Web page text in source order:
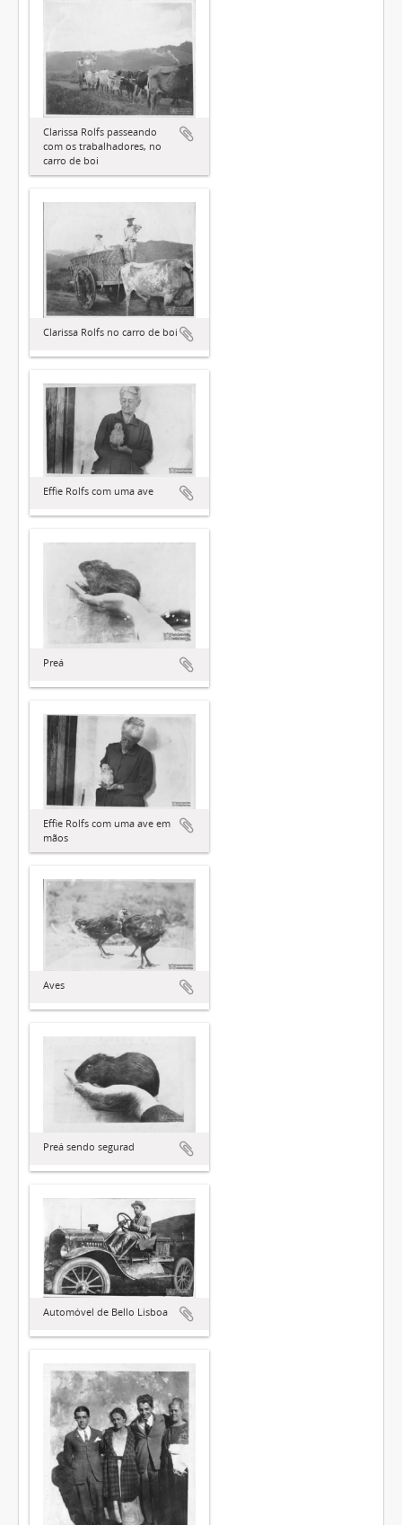
Clarissa Rolfs passeando
com os trabalhadores, no
carro de boi
Clarissa Rolfs no carro de boi
Effie Rolfs com uma ave
Preá
Effie Rolfs com uma ave em
mãos
Aves
Preá sendo segurad
Automóvel de Bello Lisboa